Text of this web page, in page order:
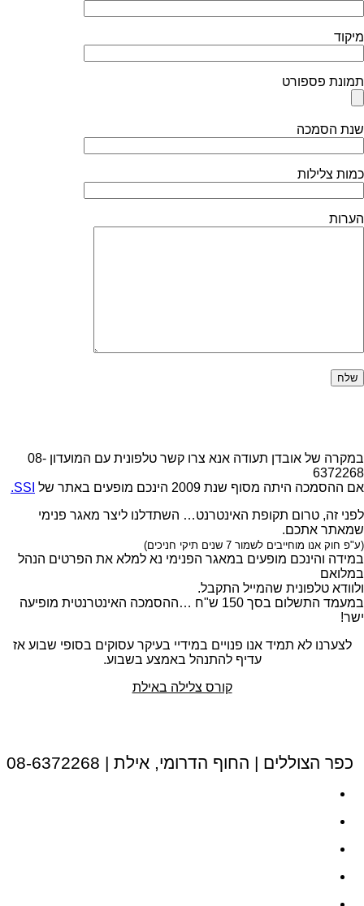
מיקוד
תמונת פספורט
שנת הסמכה
כמות צלילות
הערות
במקרה של אובדן תעודה אנא צרו קשר טלפונית עם המועדון 08-
6372268
אם ההסמכה היתה מסוף שנת 2009 הינכם מופעים באתר של
SSI.
לפני זה, טרום תקופת האינטרנט… השתדלנו ליצר מאגר פנימי
שמאתר אתכם.
(ע"פ חוק אנו מוחייבים לשמור 7 שנים תיקי חניכים)
במידה והינכם מופעים במאגר הפנימי נא למלא את הפרטים הנהל
במלואם
ולוודא טלפונית שהמייל התקבל.
במעמד התשלום בסך 150 ש"ח …ההסמכה האינטרנטית מופיעה
ישר!
לצערנו לא תמיד אנו פנויים במידיי בעיקר עסוקים בסופי שבוע אז
עדיף להתנהל באמצע בשבוע.
קורס צלילה באילת
כפר הצוללים | החוף הדרומי, אילת | 08-6372268